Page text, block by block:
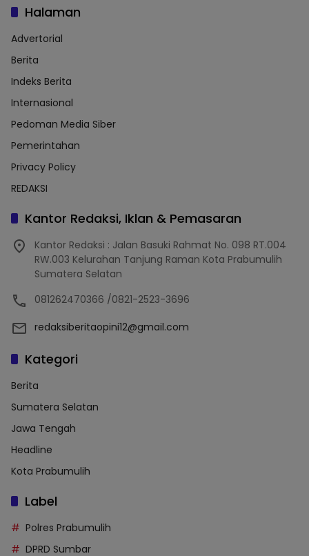
Halaman
Advertorial
Berita
Indeks Berita
Internasional
Pedoman Media Siber
Pemerintahan
Privacy Policy
REDAKSI
Kantor Redaksi, Iklan & Pemasaran
Kantor Redaksi : Jalan Basuki Rahmat No. 098 RT.004
RW.003 Kelurahan Tanjung Raman Kota Prabumulih
Sumatera Selatan
081262470366 /0821-2523-3696
redaksiberitaopini12@gmail.com
Kategori
Berita
Sumatera Selatan
Jawa Tengah
Headline
Kota Prabumulih
Label
Polres Prabumulih
DPRD Sumbar